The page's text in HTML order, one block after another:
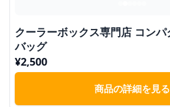
クーラーボックス専門店 コンパクト保冷ランチ
バッグ
¥2,500
商品の詳細を見る